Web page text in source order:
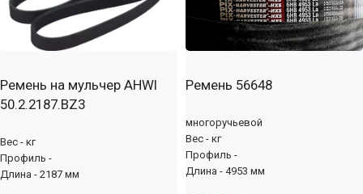
Ремень на мульчер AHWI
50.2.2187.BZ3
Вес - кг
Профиль -
Длина - 2187 мм
Ремень 56648
многоручьевой
Вес - кг
Профиль -
Длина - 4953 мм